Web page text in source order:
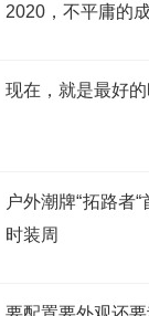
2020，不平庸的
现在，就是最好
户外潮牌“拓路者
时装周